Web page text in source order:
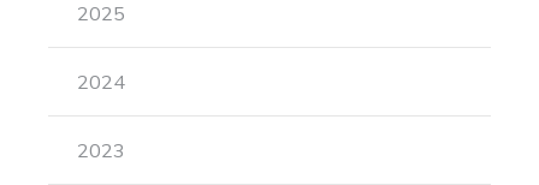
2025
2024
2023